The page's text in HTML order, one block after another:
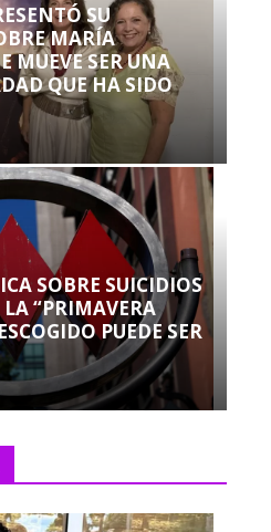
SU
MARÍA
MUEVE SER UNA
QUE HA SIDO
SOBRE SUICIDIOS
“PRIMAVERA
PUEDE SER